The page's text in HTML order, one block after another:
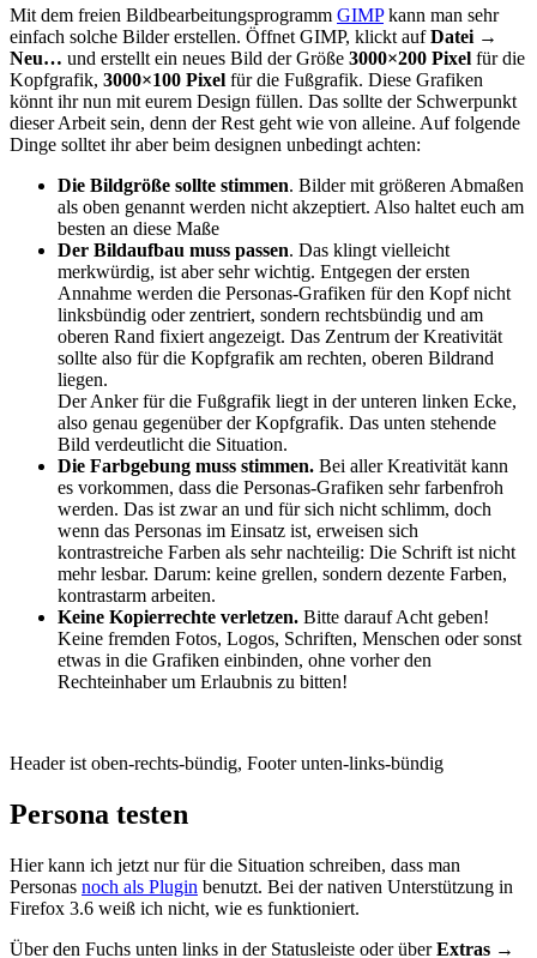
Mit dem freien Bildbearbeitungsprogramm GIMPkann man sehr
einfach solche Bilder erstellen. Öffnet GIMP, klickt aufDatei→
Neu… und erstellt ein neues Bild der Größe 3000×200 Pixel für die
Kopfgrafik, 3000×100 Pixel für die Fußgrafik. Diese Grafiken
könnt ihr nun mit eurem Design füllen. Das sollte der Schwerpunkt
dieser Arbeit sein, denn der Rest geht wie von alleine. Auf folgende
Dinge solltet ihr aber beim designen unbedingt achten:
Die Bildgröße sollte stimmen. Bilder mit größeren Abmaßen
als oben genannt werden nicht akzeptiert. Also haltet euch am
besten an diese Maße
Der Bildaufbau muss passen. Das klingt vielleicht
merkwürdig, ist aber sehr wichtig. Entgegen der ersten
Annahme werden die Personas-Grafiken für den Kopf nicht
linksbündig oder zentriert, sondern rechtsbündig und am
oberen Rand fixiert angezeigt. Das Zentrum der Kreativität
sollte also für die Kopfgrafik am rechten, oberen Bildrand
liegen.
Der Anker für die Fußgrafik liegt in der unteren linken Ecke,
also genau gegenüber der Kopfgrafik. Das unten stehende
Bild verdeutlicht die Situation.
Die Farbgebung muss stimmen. Bei aller Kreativität kann
es vorkommen, dass die Personas-Grafiken sehr farbenfroh
werden. Das ist zwar an und für sich nicht schlimm, doch
wenn das Personas im Einsatz ist, erweisen sich
kontrastreiche Farben als sehr nachteilig: Die Schrift ist nicht
mehr lesbar. Darum: keine grellen, sondern dezente Farben,
kontrastarm arbeiten.
Keine Kopierrechte verletzen. Bitte darauf Acht geben!
Keine fremden Fotos, Logos, Schriften, Menschen oder sonst
etwas in die Grafiken einbinden, ohne vorher den
Rechteinhaber um Erlaubnis zu bitten!
Header ist oben-rechts-bündig, Footer unten-links-bündig
Persona testen
Hier kann ich jetzt nur für die Situation schreiben, dass man
Personas noch als Plugin benutzt. Bei der nativen Unterstützung in
Firefox 3.6 weiß ich nicht, wie es funktioniert.
Über den Fuchs unten links in der Statusleiste oder überExtras →